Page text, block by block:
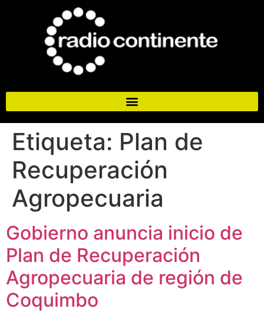
Etiqueta: Plan de
Recuperación
Agropecuaria
Gobierno anuncia inicio de
Plan de Recuperación
Agropecuaria de región de
Coquimbo